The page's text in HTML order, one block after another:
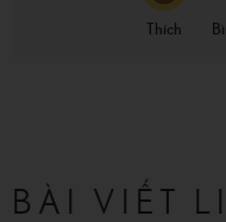
Thích
BÀI VIẾT